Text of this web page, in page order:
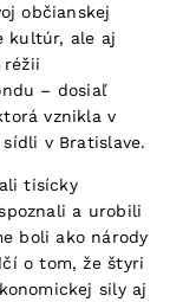
občianskej
kultúr, ale aj
réžii
– dosiaľ
vznikla v
v Bratislave.
tisícky
a urobili
boli ako národy
o tom, že štyri
sily aj